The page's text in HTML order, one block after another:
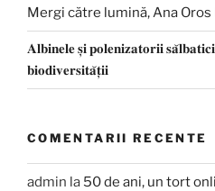
Mergi către lumină, Ana Oros
𝐀𝐥𝐛𝐢𝐧𝐞𝐥𝐞 𝐬̦𝐢 𝐩𝐨𝐥𝐞𝐧𝐢𝐳𝐚𝐭𝐨𝐫𝐢𝐢
𝐛𝐢𝐨𝐝𝐢𝐯𝐞𝐫𝐬𝐢𝐭𝐚̆𝐭̦𝐢𝐢
COMENTARII RECENTE
admin la 50 de ani, un tort